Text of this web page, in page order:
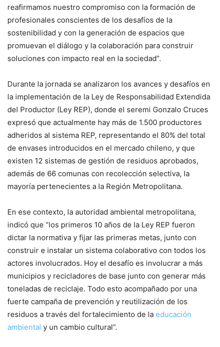
reafirmamos nuestro compromiso con la formación de
profesionales conscientes de los desafíos de la
sostenibilidad y con la generación de espacios que
promuevan el diálogo y la colaboración para construir
soluciones con impacto real en la sociedad”.
Durante la jornada se analizaron los avances y desafíos en
la implementación de la Ley de Responsabilidad Extendida
del Productor (Ley REP), donde el seremi Gonzalo Cruces
expresó que actualmente hay más de 1.500 productores
adheridos al sistema REP, representando el 80% del total
de envases introducidos en el mercado chileno, y que
existen 12 sistemas de gestión de residuos aprobados,
además de 66 comunas con recolección selectiva, la
mayoría pertenecientes a la Región Metropolitana.
En ese contexto, la autoridad ambiental metropolitana,
indicó que “los primeros 10 años de la Ley REP fueron
dictar la normativa y fijar las primeras metas, junto con
construir e instalar un sistema colaborativo con todos los
actores involucrados. Hoy el desafío es involucrar a más
municipios y recicladores de base junto con generar más
toneladas de reciclaje. Todo esto acompañado por una
fuerte campaña de prevención y reutilización de los
residuos a través del fortalecimiento de la educación
ambiental y un cambio cultural”.